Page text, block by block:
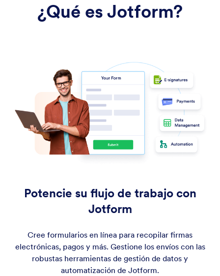
¿Qué es Jotform?
Potencie su flujo de trabajo con
Jotform
Cree formularios en línea para recopilar firmas
electrónicas, pagos y más. Gestione los envíos con las
robustas herramientas de gestión de datos y
automatización de Jotform.